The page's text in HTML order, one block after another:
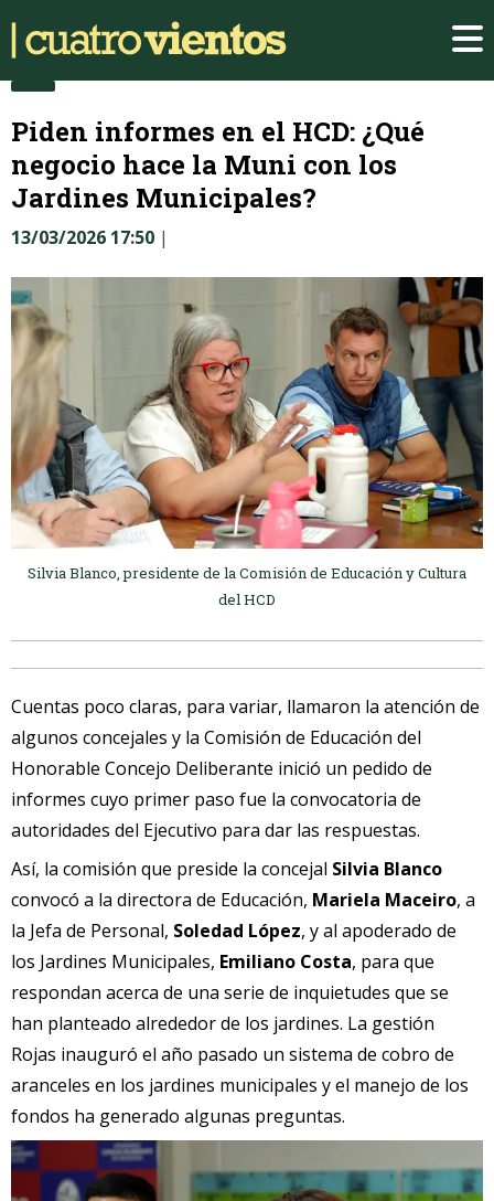
Piden informes en el HCD: ¿Qué
negocio hace la Muni con los
Jardines Municipales?
13/03/2026 17:50 |
Silvia Blanco, presidente de la Comisión de Educación y Cultura
del HCD
Cuentas poco claras, para variar, llamaron la atención de
algunos concejales y la Comisión de Educación del
Honorable Concejo Deliberante inició un pedido de
informes cuyo primer paso fue la convocatoria de
autoridades del Ejecutivo para dar las respuestas.
Así, la comisión que preside la concejal Silvia Blanco
convocó a la directora de Educación, Mariela Maceiro, a
la Jefa de Personal, Soledad López, y al apoderado de
los Jardines Municipales, Emiliano Costa, para que
respondan acerca de una serie de inquietudes que se
han planteado alrededor de los jardines. La gestión
Rojas inauguró el año pasado un sistema de cobro de
aranceles en los jardines municipales y el manejo de los
fondos ha generado algunas preguntas.